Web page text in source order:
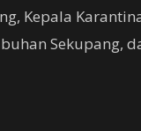
Kepala
Sekupang,